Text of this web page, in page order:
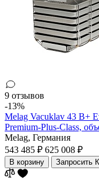
9 отзывов
-13%
Melag Vacuklav 43 B+
Premium-Plus-Class,
Melag, Германия
543 485 ₽ 625 008 ₽
В корзину Запросить